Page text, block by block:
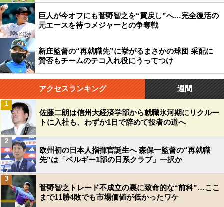
巨人が今オフにも菅野智之を“買戻し”へ…完全復活の
元エースを待つメジャーとの争奪戦
新庄監督の“再就職先”に挙がるまさかの球団 采配に
賛否もチームのテコ入れ役にうってつけ
アクセスランキング 週間
佐藤二朗は信州大経済学部から就職氷河期にリクルー
トに入社も、わずか1日で辞めて役者の道へ
1
欧州初の日本人指揮官誕生へ 森保一監督の“再就職
先”は「ベルギー1部の日系クラブ」一択か
2
菅野智之トレード不成立の裏に致命的な“前科”…ここ
まで11勝4敗でも市場価値が低かったワケ
3